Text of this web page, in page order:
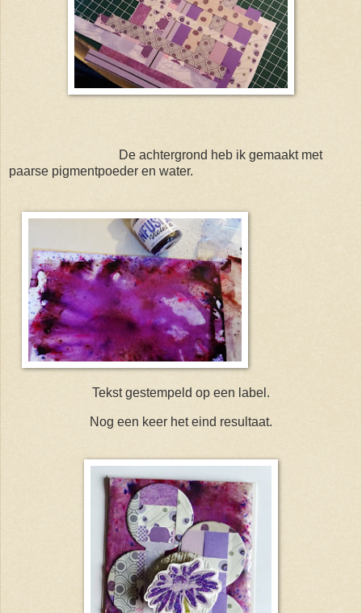
De achtergrond heb ik gemaakt met
paarse pigmentpoeder en water.
Tekst gestempeld op een label.
Nog een keer het eind resultaat.